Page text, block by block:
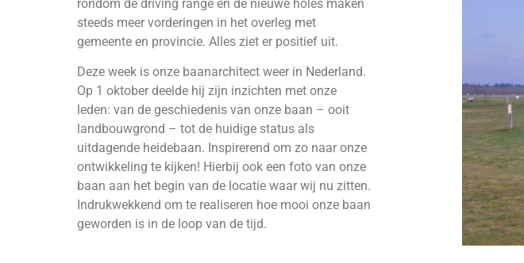
rondom de driving range en de nieuwe holes maken
steeds meer vorderingen in het overleg met
gemeente en provincie. Alles ziet er positief uit.
Deze week is onze baanarchitect weer in Nederland.
Op 1 oktober deelde hij zijn inzichten met onze
leden: van de geschiedenis van onze baan – ooit
landbouwgrond – tot de huidige status als
uitdagende heidebaan. Inspirerend om zo naar onze
ontwikkeling te kijken! Hierbij ook een foto van onze
baan aan het begin van de locatie waar wij nu zitten.
Indrukwekkend om te realiseren hoe mooi onze baan
geworden is in de loop van de tijd.